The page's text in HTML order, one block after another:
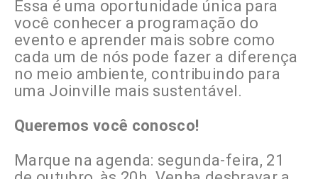
Essa é uma oportunidade única para
você conhecer a programação do
evento e aprender mais sobre como
cada um de nós pode fazer a diferença
no meio ambiente, contribuindo para
uma Joinville mais sustentável.
Queremos você conosco!
Marque na agenda: segunda-feira, 21